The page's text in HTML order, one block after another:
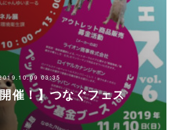
03:35
催！】つなぐフェス